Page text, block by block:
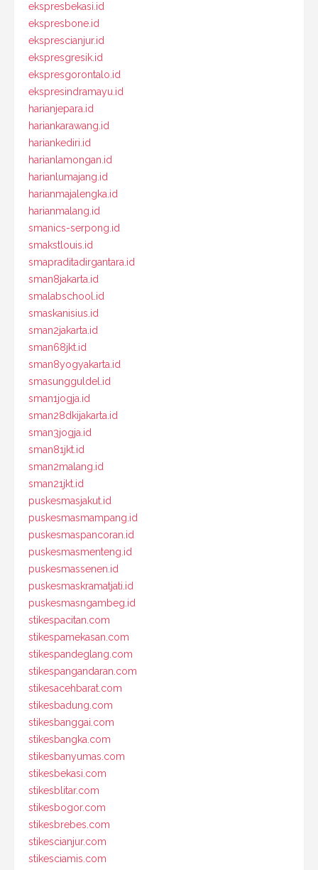
ekspresbekasi.id
ekspresbone.id
eksprescianjur.id
ekspresgresik.id
ekspresgorontalo.id
ekspresindramayu.id
harianjepara.id
hariankarawang.id
hariankediri.id
harianlamongan.id
harianlumajang.id
harianmajalengka.id
harianmalang.id
smanics-serpong.id
smakstlouis.id
smapraditadirgantara.id
sman8jakarta.id
smalabschool.id
smaskanisius.id
sman2jakarta.id
sman68jkt.id
sman8yogyakarta.id
smasungguldel.id
sman1jogja.id
sman28dkijakarta.id
sman3jogja.id
sman81jkt.id
sman2malang.id
sman21jkt.id
puskesmasjakut.id
puskesmasmampang.id
puskesmaspancoran.id
puskesmasmenteng.id
puskesmassenen.id
puskesmaskramatjati.id
puskesmasngambeg.id
stikespacitan.com
stikespamekasan.com
stikespandeglang.com
stikespangandaran.com
stikesacehbarat.com
stikesbadung.com
stikesbanggai.com
stikesbangka.com
stikesbanyumas.com
stikesbekasi.com
stikesblitar.com
stikesbogor.com
stikesbrebes.com
stikescianjur.com
stikesciamis.com